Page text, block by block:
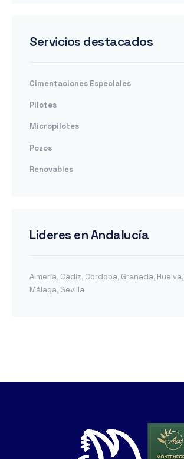
Servicios destacados
Cimentaciones Especiales
Pilotes
Micropilotes
Pozos
Renovables
Lideres en Andalucía
Almería, Cádiz, Córdoba, Granada, Huelva,
Málaga, Sevilla